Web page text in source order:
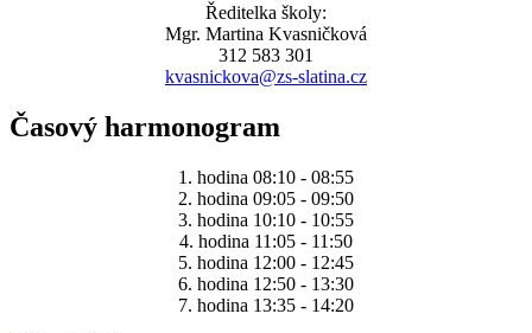
Ředitelka školy:
Mgr. Martina Kvasničková
312 583 301
kvasnickova@zs-slatina.cz
Časový harmonogram
1. hodina 08:10 - 08:55
2. hodina 09:05 - 09:50
3. hodina 10:10 - 10:55
4. hodina 11:05 - 11:50
5. hodina 12:00 - 12:45
6. hodina 12:50 - 13:30
7. hodina 13:35 - 14:20